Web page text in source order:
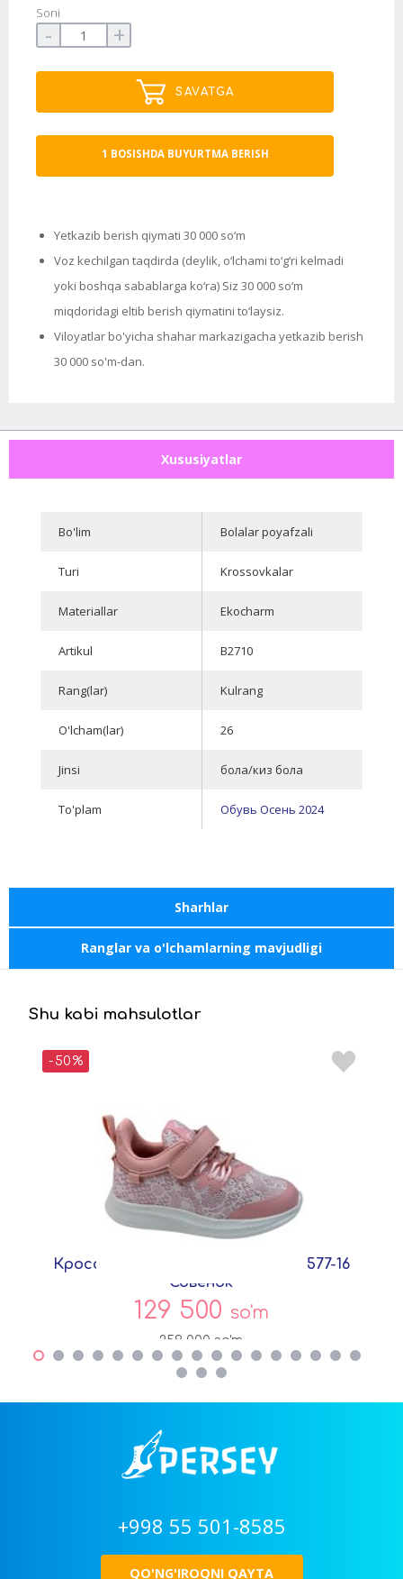
Soni
- +
SAVATGA
1 BOSISHDA BUYURTMA BERISH
Yetkazib berish qiymati 30 000 so‘m
Voz kechilgan taqdirda (deylik, o‘lchami to‘g‘ri kelmadi
yoki boshqa sabablarga ko‘ra) Siz 30 000 so‘m
miqdoridagi eltib berish qiymatini to‘laysiz.
Viloyatlar bo'yicha shahar markazigacha yetkazib berish
30 000 so'm-dan.
Xususiyatlar
Bo'lim Bolalar poyafzali
Turi Krossovkalar
Materiallar Ekocharm
Artikul B2710
Rang(lar) Kulrang
O'lcham(lar) 26
Jinsi бола/киз бола
To'plam Обувь Осень 2024
Sharhlar
Ranglar va o'lchamlarning mavjudligi
Shu kabi mahsulotlar
-50%
Кроссовки Розовый Текстиль C5577-16
Совёнок
129 500 so'm
259 000 so'm
+998 55 501-8585
QO'NG'IROQNI QAYTA